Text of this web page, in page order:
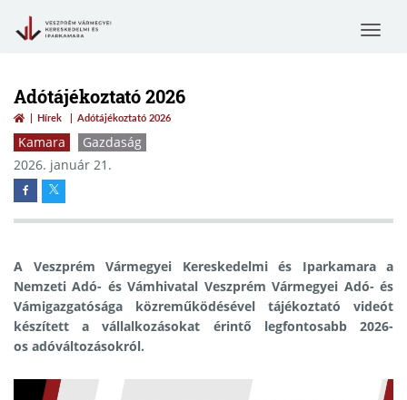
Toggle
Adótájékoztató 2026
Hírek Adótájékoztató 2026
Kamara
Gazdaság
2026. január 21.
A Veszprém Vármegyei Kereskedelmi és Iparkamara a
Nemzeti Adó- és Vámhivatal Veszprém Vármegyei Adó- és
Vámigazgatósága közreműködésével tájékoztató videót
készített a vállalkozásokat érintő legfontosabb 2026-
os adóváltozásokról.